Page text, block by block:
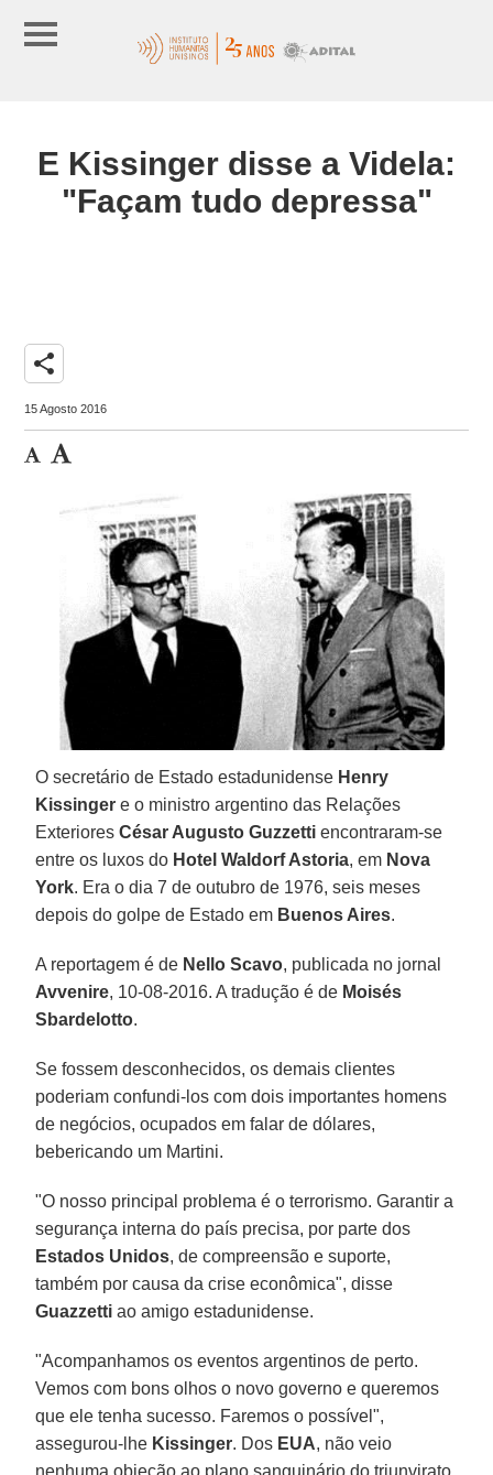
E Kissinger disse a Videla:
"Façam tudo depressa"
share
15 Agosto 2016
O secretário de Estado estadunidense Henry
Kissinger e o ministro argentino das Relações
ExterioresCésar Augusto Guzzetti encontraram-se
entre os luxos do Hotel Waldorf Astoria, em Nova
York. Era o dia 7 de outubro de 1976, seis meses
depois do golpe de Estado em Buenos Aires.
A reportagem é de Nello Scavo, publicada no jornal
Avvenire, 10-08-2016. A tradução é de Moisés
Sbardelotto.
Se fossem desconhecidos, os demais clientes
poderiam confundi-los com dois importantes homens
de negócios, ocupados em falar de dólares,
bebericando um Martini.
"O nosso principal problema é o terrorismo. Garantir a
segurança interna do país precisa, por parte dos
Estados Unidos, de compreensão e suporte,
também por causa da crise econômica", disse
Guazzetti ao amigo estadunidense.
"Acompanhamos os eventos argentinos de perto.
Vemos com bons olhos o novo governo e queremos
que ele tenha sucesso. Faremos o possível",
assegurou-lhe Kissinger. Dos EUA, não veio